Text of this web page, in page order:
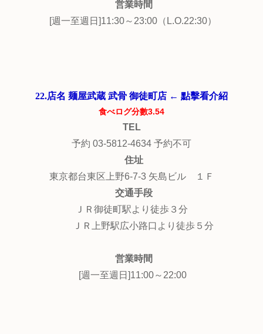
営業時間
[週一至週日]11:30～23:00（L.O.22:30）
22.店名 麺屋武蔵 武骨 御徒町店 ← 點擊看介紹
食べログ分數3.54
TEL
予約 03-5812-4634 予約不可
住址
東京都台東区上野6-7-3 矢島ビル １Ｆ
交通手段
ＪＲ御徒町駅より徒歩３分
ＪＲ上野駅広小路口より徒歩５分
営業時間
[週一至週日]11:00～22:00